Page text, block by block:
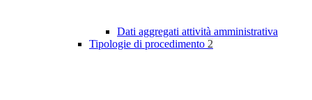
Dati aggregati attività amministrativa
Tipologie di procedimento 2